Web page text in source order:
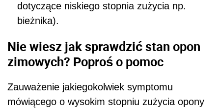
dotyczące niskiego stopnia zużycia np.
bieżnika).
Nie wiesz jak sprawdzić stan opon
zimowych? Poproś o pomoc
Zauważenie jakiegokolwiek symptomu
mówiącego o wysokim stopniu zużycia opony